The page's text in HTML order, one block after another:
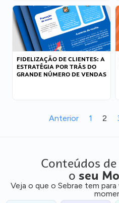
FIDELIZAÇÃO DE CLIENTES: A
ESTRATÉGIA POR TRÁS DO
GRANDE NÚMERO DE VENDAS
Anterior 1 2
Conteúdos
o seu
Veja o que o Sebrae tem